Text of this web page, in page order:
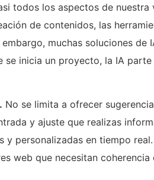
todos los aspectos de nuestra
de contenidos, las
muchas soluciones de
se inicia un proyecto, la IA
No se limita a ofrecer
y ajuste que realizas
y personalizadas en tiempo
web que necesitan